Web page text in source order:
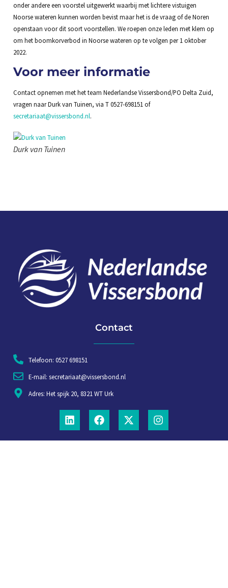
onder andere een voorstel uitgewerkt waarbij met lichtere vistuigen
Noorse wateren kunnen worden bevist maar het is de vraag of de Noren
openstaan voor dit soort voorstellen. We roepen onze leden met klem op
om het boomkorverbod in Noorse wateren op te volgen per 1 oktober
2022.
Voor meer informatie
Contact opnemen met het team Nederlandse Vissersbond/PO Delta Zuid,
vragen naar Durk van Tuinen, via T 0527-698151 of
secretariaat@vissersbond.nl.
Durk van Tuinen
Contact
Telefoon: 0527 698151
E-mail: secretariaat@vissersbond.nl
Adres: Het spijk 20, 8321 WT Urk